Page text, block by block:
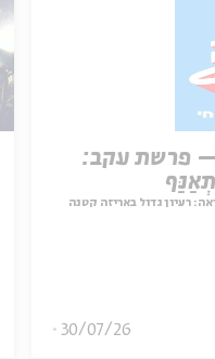
פרק 509 – פרשת עקב:
רעיון גדול באריזה קטנה
30/07/26